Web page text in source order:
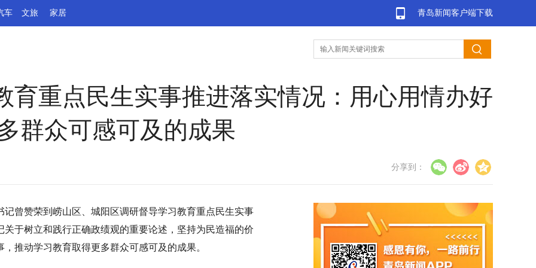
青岛新闻客户端下载
车 文旅 家居
育重点民生实事推进落实情况：用心用情办好
群众可感可及的成果
分享到：
曾赞荣到崂山区、城阳区调研督导学习教育重点民生实事
于树立和践行正确政绩观的重要论述，坚持为民造福的价
推动学习教育取得更多群众可感可及的成果。